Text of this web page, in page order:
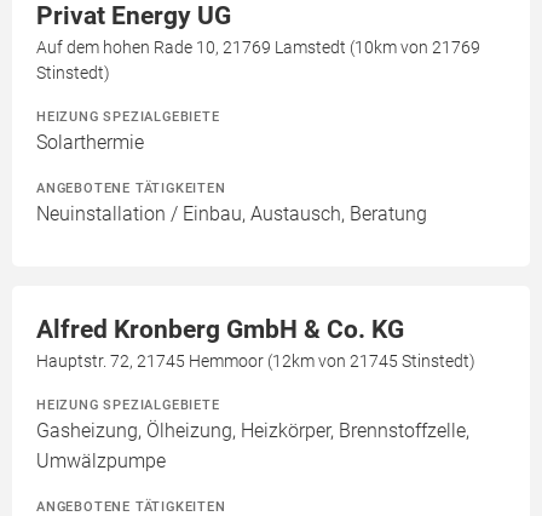
Privat Energy UG
Auf dem hohen Rade 10, 21769 Lamstedt (10km von 21769
Stinstedt)
HEIZUNG SPEZIALGEBIETE
Solarthermie
ANGEBOTENE TÄTIGKEITEN
Neuinstallation / Einbau, Austausch, Beratung
Alfred Kronberg GmbH & Co. KG
Hauptstr. 72, 21745 Hemmoor (12km von 21745 Stinstedt)
HEIZUNG SPEZIALGEBIETE
Gasheizung, Ölheizung, Heizkörper, Brennstoffzelle,
Umwälzpumpe
ANGEBOTENE TÄTIGKEITEN